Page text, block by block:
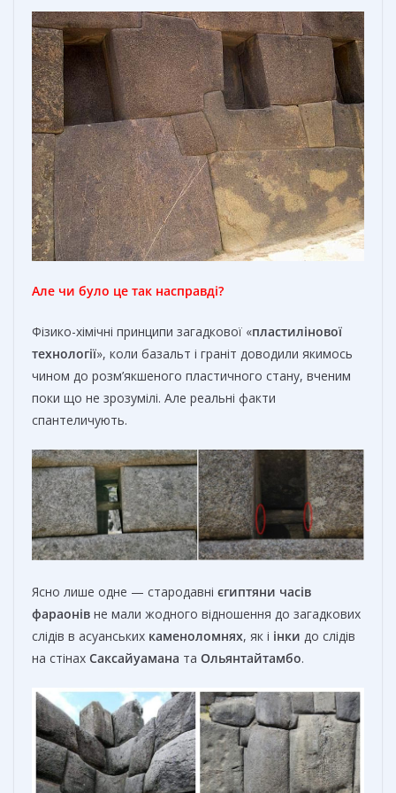
Але чи було це так насправді?
Фізико-хімічні принципи загадкової «пластилінової
технології», коли базальт і граніт доводили якимось
чином до розм’якшеного пластичного стану, вченим
поки що не зрозумілі. Але реальні факти
спантеличують.
Ясно лише одне — стародавні єгиптяни часів
фараонів не мали жодного відношення до загадкових
слідів в асуанських каменоломнях, як і інки до слідів
на стінах Саксайуамана та Ольянтайтамбо.